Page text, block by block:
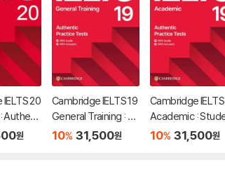
20
Authenti
원
Cambridge IELTS 19
General Training : St
udent's Book with A
10% 31,500원
Cambridge
Academic :
t's Book with Answ
10% 31,500원